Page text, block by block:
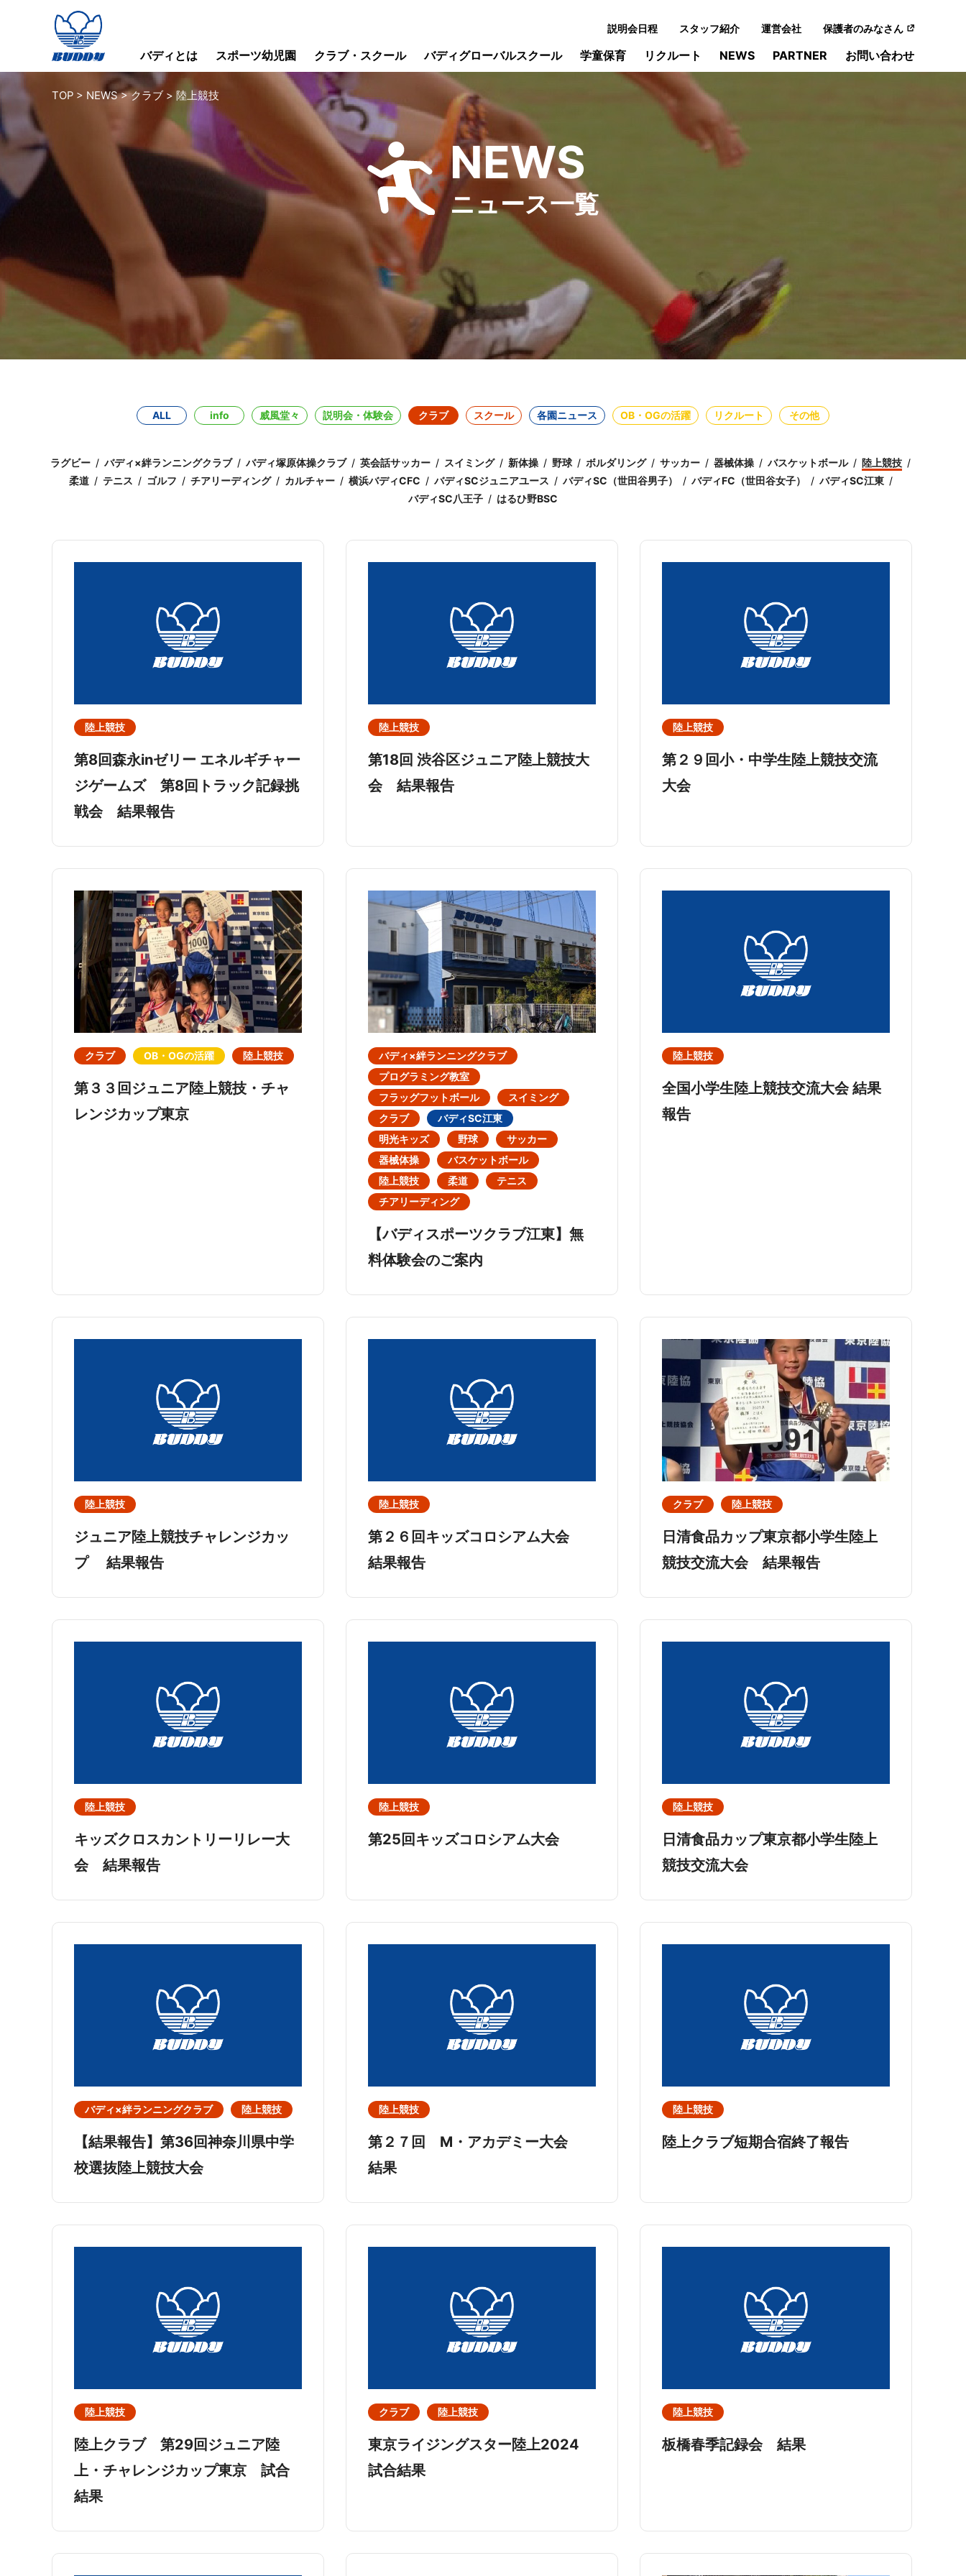
説明会日程 スタッフ紹介 運営会社 保護者のみなさん
バディとは スポーツ幼児園 クラブ・スクール バディグローバルスクール 学童保育 リクルート NEWS PARTNER お問い合わせ
TOP > NEWS>クラブ> 陸上競技
NEWS
ニュース一覧
ALL info 威風堂々 説明会・体験会 クラブ スクール 各園ニュース OB・OGの活躍 リクルート その他
ラグビー バディ×絆ランニングクラブ バディ塚原体操クラブ 英会話サッカー スイミング 新体操 野球 ボルダリング サッカー 器械体操 バスケットボール
陸上競技
柔道
テニス ゴルフ チアリーディング カルチャー 横浜バディCFC バディSCジュニアユース バディSC（世田谷男子） バディFC（世田谷女子）
バディSC江東
バディSC八王子
はるひ野BSC
陸上競技
第8回森永inゼリー エネルギチャー
ジゲームズ 第8回トラック記録挑
戦会 結果報告
陸上競技
第18回 渋谷区ジュニア陸上競技大
会 結果報告
陸上競技
第２９回小・中学生陸上競技交流
大会
クラブ OB・OGの活躍 陸上競技
第３３回ジュニア陸上競技・チャ
レンジカップ東京
バディ×絆ランニングクラブ
プログラミング教室
フラッグフットボール
スイミング
クラブ
バディSC江東
明光キッズ
野球
サッカー
器械体操
バスケットボール
陸上競技
柔道
テニス
チアリーディング
【バディスポーツクラブ江東】無
料体験会のご案内
陸上競技
全国小学生陸上競技交流大会 結果
報告
陸上競技
ジュニア陸上競技チャレンジカッ
プ 結果報告
陸上競技
第２６回キッズコロシアム大会
結果報告
クラブ 陸上競技
日清食品カップ東京都小学生陸上
競技交流大会 結果報告
陸上競技
キッズクロスカントリーリレー大
会 結果報告
陸上競技
第25回キッズコロシアム大会
陸上競技
日清食品カップ東京都小学生陸上
競技交流大会
バディ×絆ランニングクラブ 陸上競技
【結果報告】第36回神奈川県中学
校選抜陸上競技大会
陸上競技
第２７回 M・アカデミー大会
結果
陸上競技
陸上クラブ短期合宿終了報告
陸上競技
陸上クラブ 第29回ジュニア陸
上・チャレンジカップ東京 試合
結果
クラブ 陸上競技
東京ライジングスター陸上2024
試合結果
陸上競技
板橋春季記録会 結果